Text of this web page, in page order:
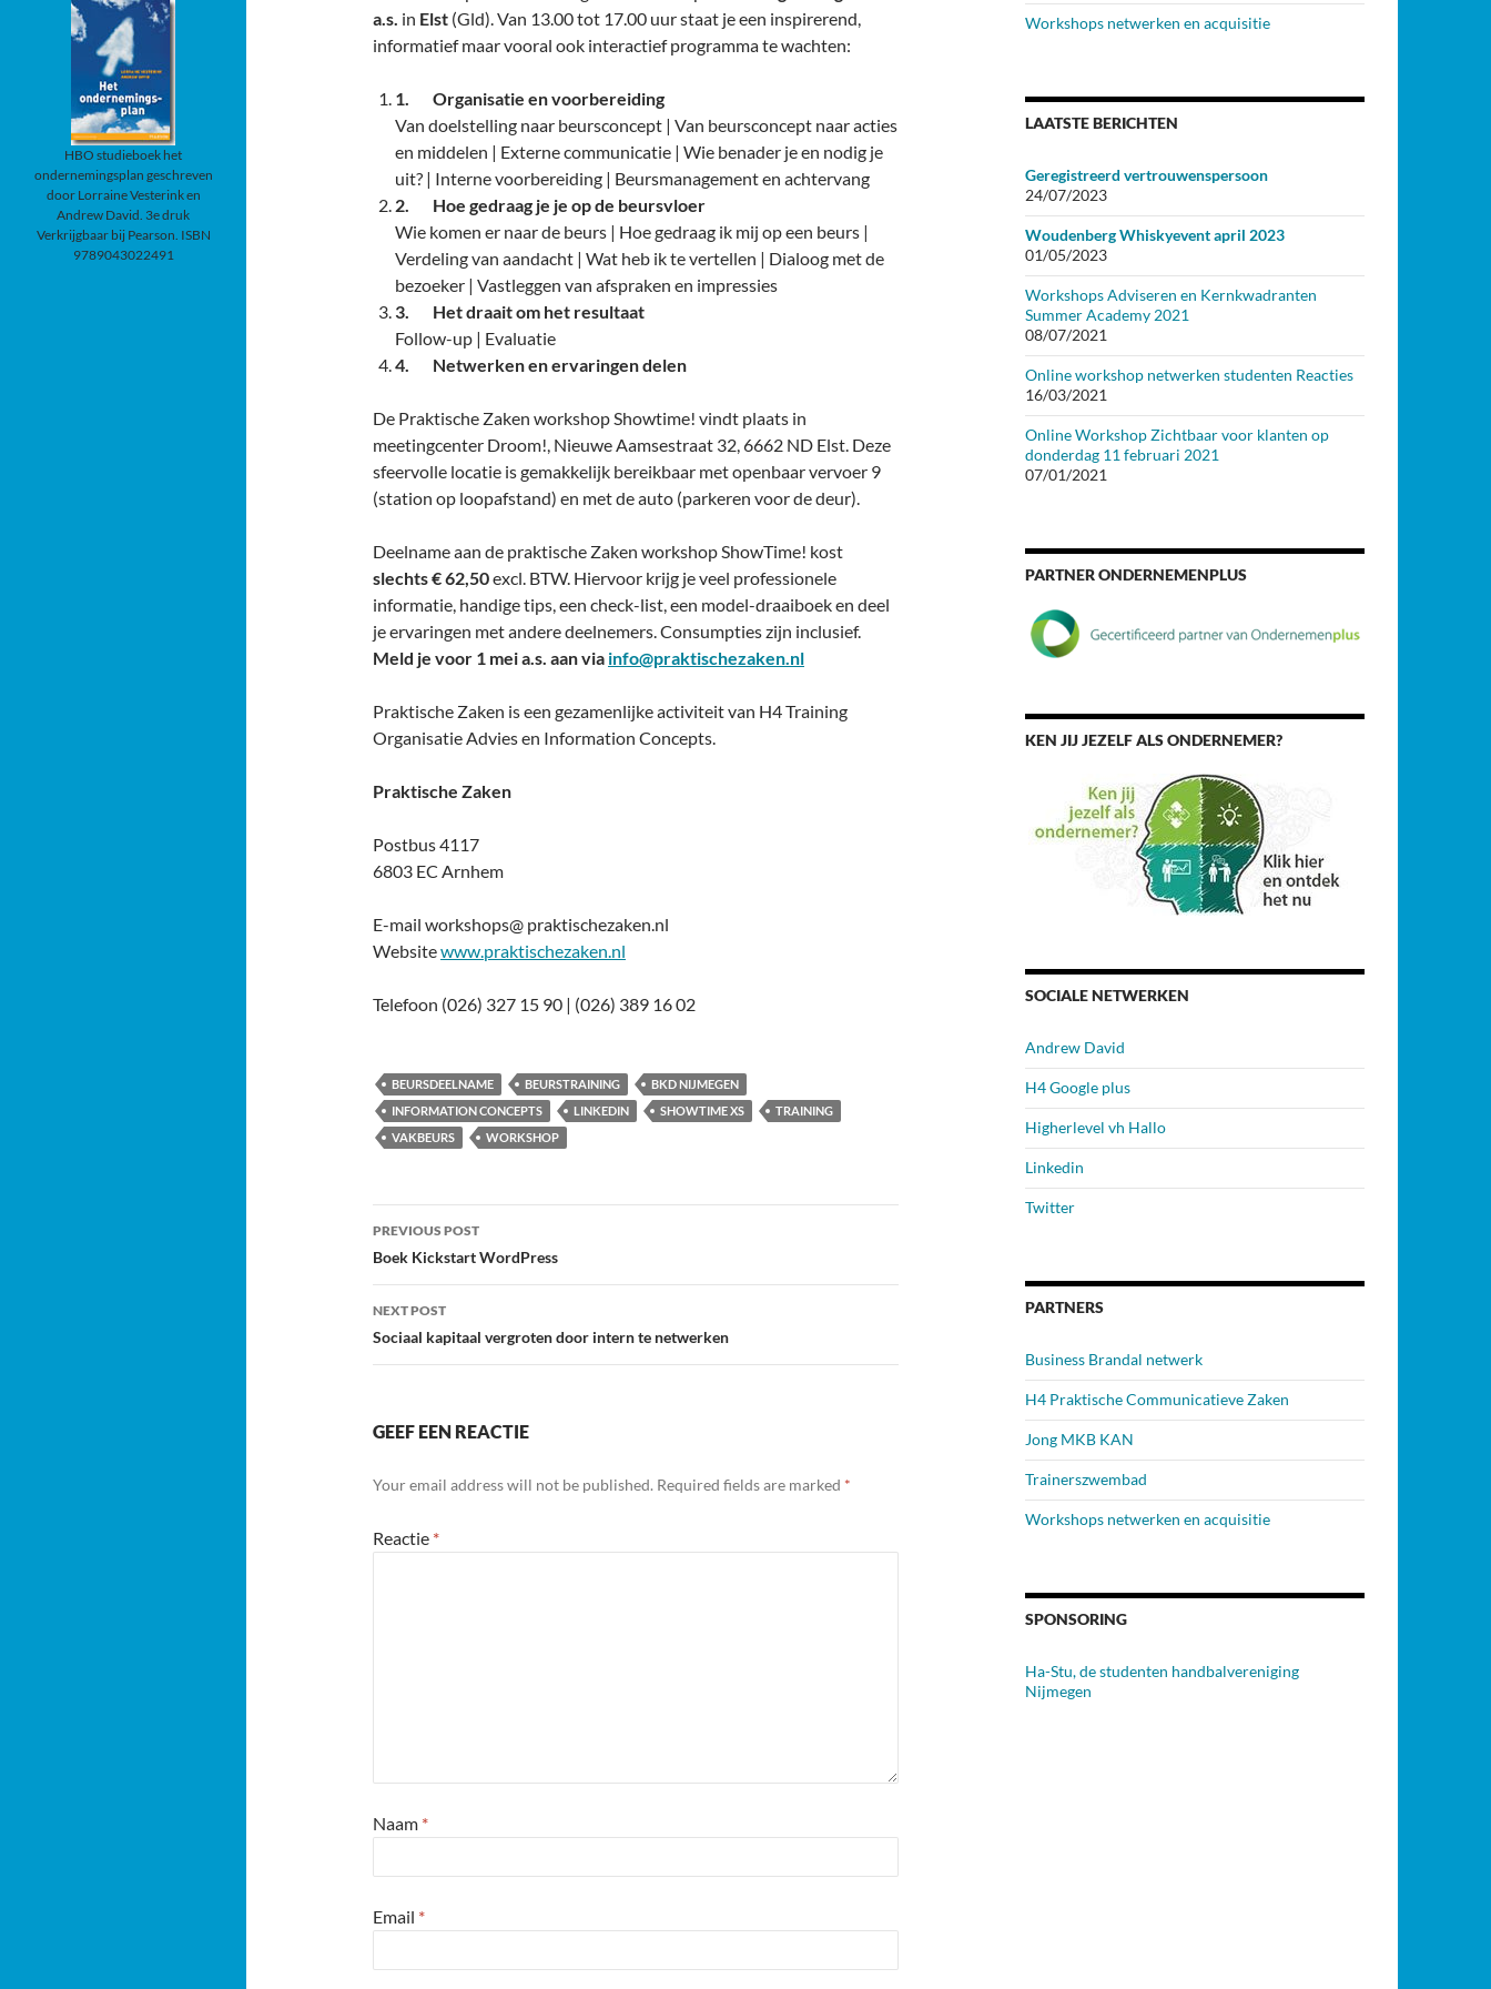
a.s. in Elst (Gld). Van 13.00 tot 17.00 uur staat je een inspirerend,
informatief maar vooral ook interactief programma te wachten:
1. Organisatie en voorbereiding
Van doelstelling naar beursconcept | Van beursconcept naar acties
en middelen | Externe communicatie | Wie benader je en nodig je
uit? | Interne voorbereiding | Beursmanagement en achtervang
2. Hoe gedraag je je op de beursvloer
Wie komen er naar de beurs | Hoe gedraag ik mij op een beurs |
Verdeling van aandacht | Wat heb ik te vertellen | Dialoog met de
bezoeker | Vastleggen van afspraken en impressies
3. Het draait om het resultaat
Follow-up | Evaluatie
4. Netwerken en ervaringen delen
De Praktische Zaken workshop Showtime! vindt plaats in
meetingcenter Droom!, Nieuwe Aamsestraat 32, 6662 ND Elst. Deze
sfeervolle locatie is gemakkelijk bereikbaar met openbaar vervoer 9
(station op loopafstand) en met de auto (parkeren voor de deur).
Deelname aan de praktische Zaken workshop ShowTime! kost
slechts € 62,50excl. BTW. Hiervoor krijg je veel professionele
informatie, handige tips, een check-list, een model-draaiboek en deel
je ervaringen met andere deelnemers. Consumpties zijn inclusief.
Meld je voor 1 mei a.s. aan via info@praktischezaken.nl
Praktische Zaken is een gezamenlijke activiteit van H4 Training
Organisatie Advies en Information Concepts.
Praktische Zaken
Postbus 4117
6803 EC Arnhem
E-mail workshops@ praktischezaken.nl
Websitewww.praktischezaken.nl
Telefoon (026) 327 15 90 | (026) 389 16 02
BEURSDEELNAME BEURSTRAINING
BKD NIJMEGEN
INFORMATION CONCEPTS
LINKEDIN SHOWTIME XS
TRAINING
VAKBEURS
WORKSHOP
Post
navigation
PREVIOUS POST
Boek Kickstart WordPress
NEXT POST
Sociaal kapitaal vergroten door intern te netwerken
GEEF EEN REACTIE
Your email address will not be published. Required fields are marked *
Reactie *
Naam *
Email *
Workshops netwerken en acquisitie
LAATSTE BERICHTEN
Geregistreerd vertrouwenspersoon
24/07/2023
Woudenberg Whiskyevent april 2023
01/05/2023
Workshops Adviseren en Kernkwadranten
Summer Academy 2021
08/07/2021
Online workshop netwerken studenten Reacties
16/03/2021
Online Workshop Zichtbaar voor klanten op
donderdag 11 februari 2021
07/01/2021
PARTNER ONDERNEMENPLUS
KEN JIJ JEZELF ALS ONDERNEMER?
SOCIALE NETWERKEN
Andrew David
H4 Google plus
Higherlevel vh Hallo
Linkedin
Twitter
PARTNERS
Business Brandal netwerk
H4 Praktische Communicatieve Zaken
Jong MKB KAN
Trainerszwembad
Workshops netwerken en acquisitie
SPONSORING
Ha-Stu, de studenten handbalvereniging
Nijmegen
HBO studieboek het
ondernemingsplan geschreven
door Lorraine Vesterink en
Andrew David. 3e druk
Verkrijgbaar bij Pearson. ISBN
9789043022491